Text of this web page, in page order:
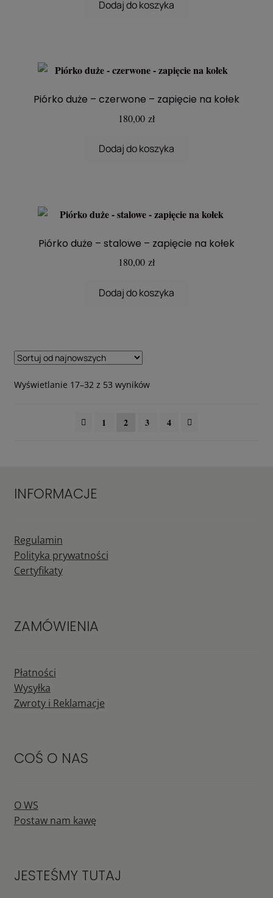
Dodaj do koszyka
Piórko duże – czerwone – zapięcie na kołek
180,00 zł
Dodaj do koszyka
Piórko duże – stalowe – zapięcie na kołek
180,00 zł
Dodaj do koszyka
Wyświetlanie 17–32 z 53 wynikówPosortowane
1 2 3 4
INFORMACJE
Regulamin
Polityka prywatności
Certyfikaty
ZAMÓWIENIA
Płatności
Wysyłka
Zwroty i Reklamacje
COŚ O NAS
O WS
Postaw nam kawę
JESTEŚMY TUTAJ